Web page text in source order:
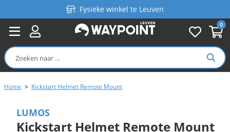
0
Fysieke winkel te Leuven
Persoonlijk advies
Gratis verzending in België vanaf €99
Home > Kickstart Helmet Remote Mount
LUMOS
Kickstart Helmet Remote Mount